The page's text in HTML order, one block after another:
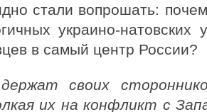
стали вопрошать:
украино-
в самый центр России?
своих
их на конфликт с